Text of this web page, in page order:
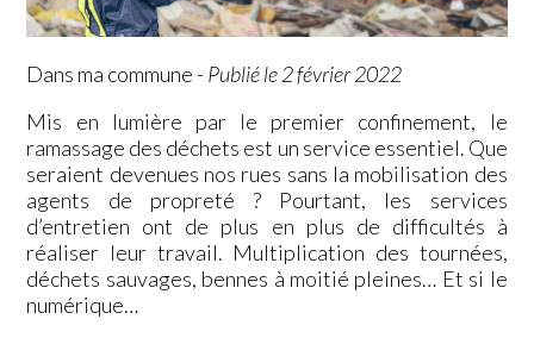
Dans ma commune - Publié le 2 février 2022
Mis en lumière par le premier confinement, le
ramassage des déchets est un service essentiel. Que
seraient devenues nos rues sans la mobilisation des
agents de propreté ? Pourtant, les services
d’entretien ont de plus en plus de difficultés à
réaliser leur travail. Multiplication des tournées,
déchets sauvages, bennes à moitié pleines… Et si le
numérique…